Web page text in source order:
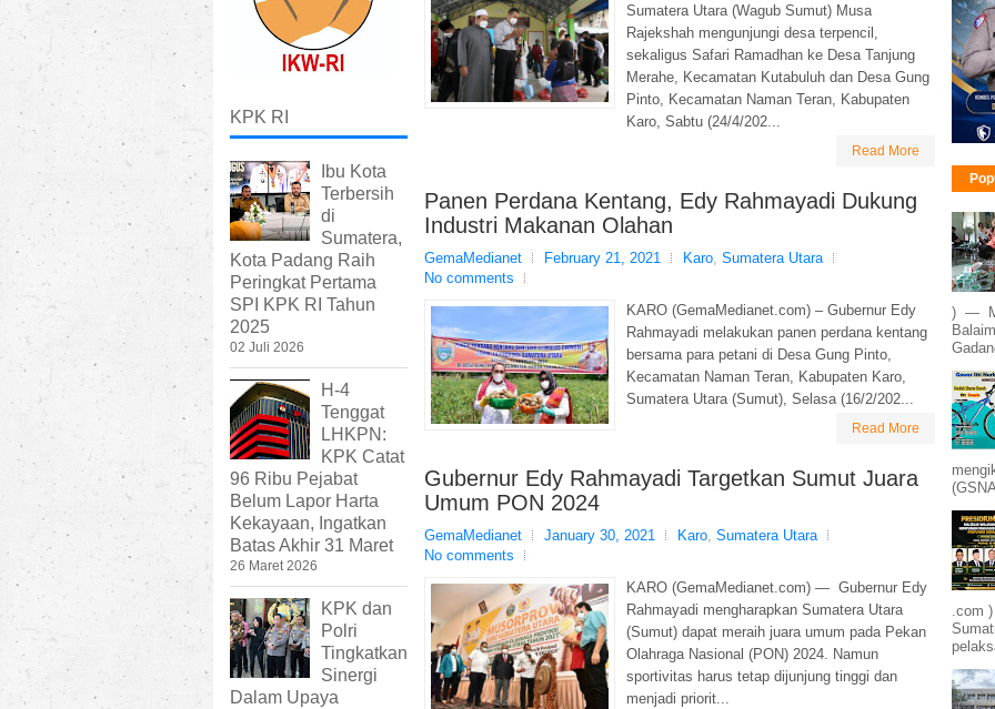
Sumatera Utara (Wagub Sumut) Musa
Rajekshah mengunjungi desa terpencil,
sekaligus Safari Ramadhan ke Desa Tanjung
Merahe, Kecamatan Kutabuluh dan Desa Gung
Pinto, Kecamatan Naman Teran, Kabupaten
Karo, Sabtu (24/4/202...
Read More
Panen Perdana Kentang, Edy Rahmayadi Dukung
Industri Makanan Olahan
GemaMedianet February 21, 2021 Karo Sumatera Utara
No comments
KARO (GemaMedianet.com) – Gubernur Edy
Rahmayadi melakukan panen perdana kentang
bersama para petani di Desa Gung Pinto,
Kecamatan Naman Teran, Kabupaten Karo,
Sumatera Utara (Sumut), Selasa (16/2/202...
Read More
Gubernur Edy Rahmayadi Targetkan Sumut Juara
Umum PON 2024
GemaMedianet January 30, 2021 Karo Sumatera Utara
No comments
KARO (GemaMedianet.com) — Gubernur Edy
Rahmayadi mengharapkan Sumatera Utara
(Sumut) dapat meraih juara umum pada Pekan
Olahraga Nasional (PON) 2024. Namun
sportivitas harus tetap dijunjung tinggi dan
menjadi priorit...
KPK RI
Ibu Kota
Terbersih
di
Sumatera,
Kota Padang Raih
Peringkat Pertama
SPI KPK RI Tahun
2025
02 Juli 2026
H-4
Tenggat
LHKPN:
KPK Catat
96 Ribu Pejabat
Belum Lapor Harta
Kekayaan, Ingatkan
Batas Akhir 31 Maret
26 Maret 2026
KPK dan
Polri
Tingkatkan
Sinergi
Dalam Upaya
) —
.com